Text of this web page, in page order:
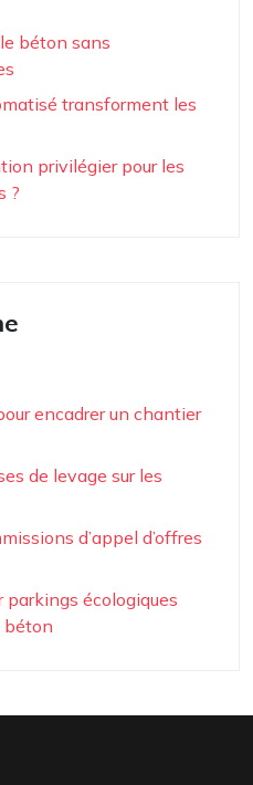
béton sans
transforment les
privilégier pour les
?
encadrer un chantier
de levage sur les
d’appel d’offres
écologiques
béton